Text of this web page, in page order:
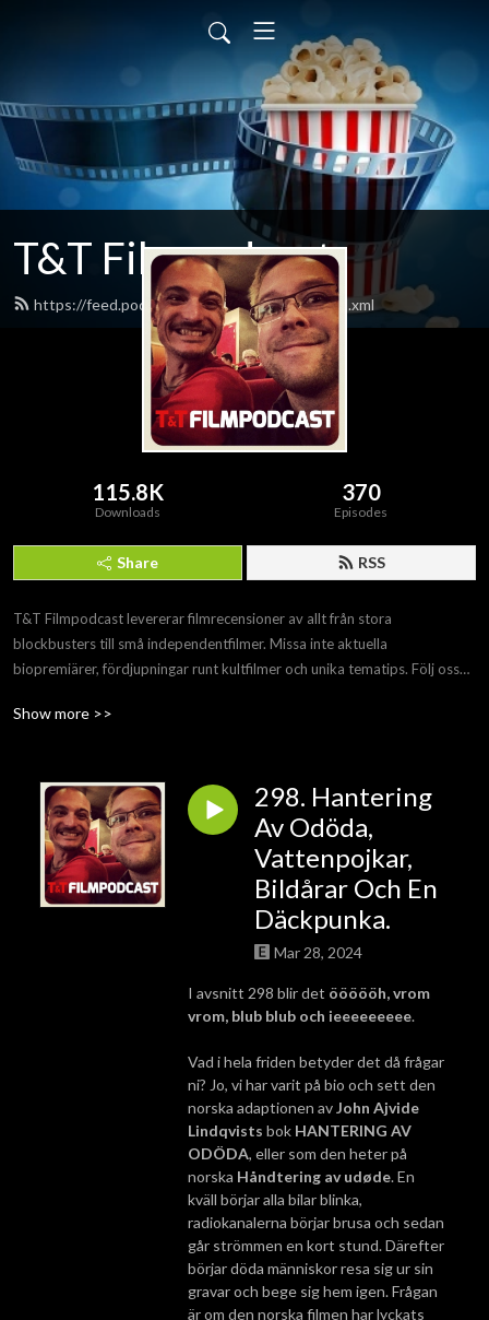
T&T Filmpodcast
https://feed.podbean.com/ttfilmpodcast/feed.xml
115.8K
Downloads
370
Episodes
Share RSS
T&T Filmpodcast levererar filmrecensioner av allt från stora
blockbusters till små independentfilmer. Missa inte aktuella
biopremiärer, fördjupningar runt kultfilmer och unika tematips. Följ oss
Show more >>
298. Hantering
Av Odöda,
Vattenpojkar,
Bildårar Och En
Däckpunka.
Mar 28, 2024
I avsnitt 298 blir det öööööh, vrom
vrom, blub blub och ieeeeeeeee.
Vad i hela friden betyder det då frågar
ni? Jo, vi har varit på bio och sett den
norska adaptionen avJohn Ajvide
Lindqvists bok HANTERING AV
ODÖDA, eller som den heter på
norska Håndtering av udøde. En
kväll börjar alla bilar blinka,
radiokanalerna börjar brusa och sedan
går strömmen en kort stund. Därefter
börjar döda människor resa sig ur sin
gravar och bege sig hem igen. Frågan
är om den norska filmen har lyckats